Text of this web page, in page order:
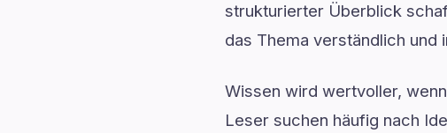
strukturierter Überblick
das Thema verständlich und
Wissen wird wertvoller,
Leser suchen häufig nach